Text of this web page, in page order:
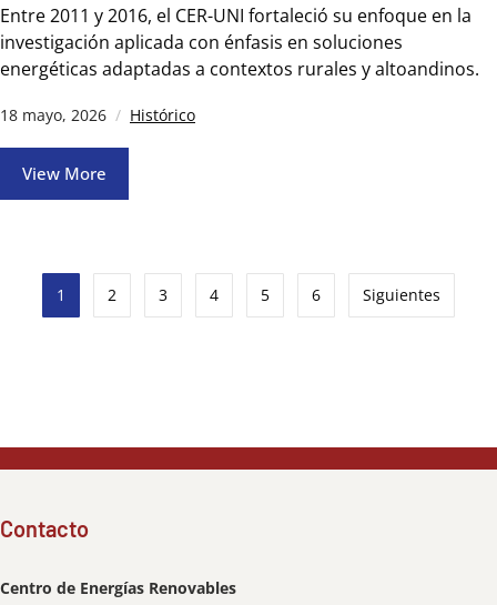
Entre 2011 y 2016, el CER-UNI fortaleció su enfoque en la
investigación aplicada con énfasis en soluciones
energéticas adaptadas a contextos rurales y altoandinos.
18 mayo, 2026 Histórico
View More
1 2 3 4 5 6 Siguientes
Contacto
Centro de Energías Renovables